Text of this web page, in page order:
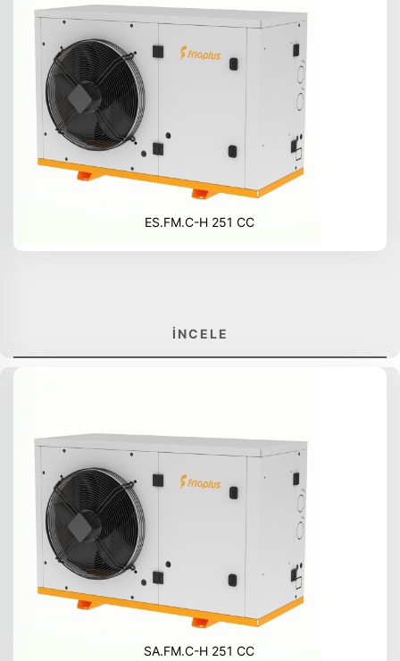
ES.FM.C-H 251 CC
İNCELE
SA.FM.C-H 251 CC